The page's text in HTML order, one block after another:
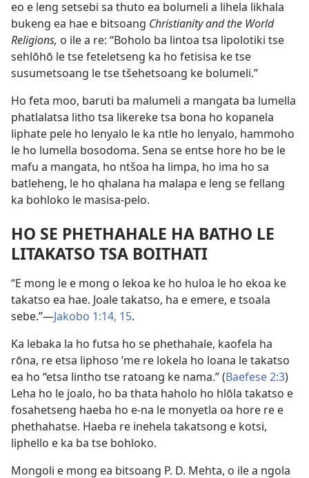
eo e leng setsebi sa thuto ea bolumeli a lihela likhala
bukeng ea hae e bitsoang Christianity and the World
Religions, o ile a re: “Boholo ba lintoa tsa lipolotiki tse
sehlōhō le tse feteletseng ka ho fetisisa ke tse
susumetsoang le tse tšehetsoang ke bolumeli.”
Ho feta moo, baruti ba malumeli a mangata ba lumella
phatlalatsa litho tsa likereke tsa bona ho kopanela
liphate pele ho lenyalo le ka ntle ho lenyalo, hammoho
le ho lumella bosodoma. Sena se entse hore ho be le
mafu a mangata, ho ntšoa ha limpa, ho ima ho sa
batleheng, le ho qhalana ha malapa e leng se fellang
ka bohloko le masisa-pelo.
HO SE PHETHAHALE HA BATHO LE
LITAKATSO TSA BOITHATI
“E mong le e mong o lekoa ke ho huloa le ho ekoa ke
takatso ea hae. Joale takatso, ha e emere, e tsoala
sebe.”—Jakobo 1:14, 15.
Ka lebaka la ho futsa ho se phethahale, kaofela ha
rōna, re etsa liphoso ’me re lokela ho loana le takatso
ea ho “etsa lintho tse ratoang ke nama.” (Baefese 2:3)
Leha ho le joalo, ho ba thata haholo ho hlōla takatso e
fosahetseng haeba ho e-na le monyetla oa hore re e
phethahatse. Haeba re inehela takatsong e kotsi,
liphello e ka ba tse bohloko.
Mongoli e mong ea bitsoang P. D. Mehta, o ile a ngola